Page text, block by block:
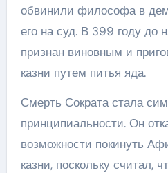
обвинили философа в
его на суд. В 399 году до
признан виновным и
казни путем питья яда.
Смерть Сократа стала
принципиальности. Он
возможности покинуть
казни, поскольку считал,